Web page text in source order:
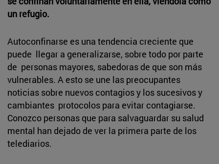
un refugio.
Autoconfinarse es una tendencia creciente que
puede llegar a generalizarse, sobre todo por parte
de personas mayores, sabedoras de que son más
vulnerables. A esto se une las preocupantes
noticias sobre nuevos contagios y los sucesivos y
cambiantes protocolos para evitar contagiarse.
Conozco personas que para salvaguardar su salud
mental han dejado de ver la primera parte de los
telediarios.